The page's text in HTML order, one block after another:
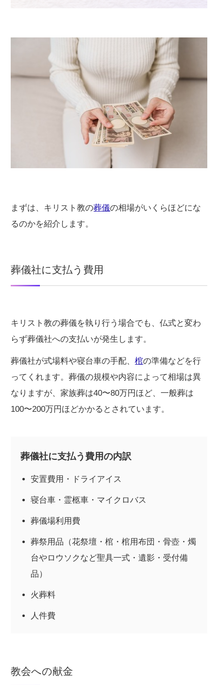
まずは、キリスト教の葬儀の相場がいくらほどにな
るのかを紹介します。
葬儀社に支払う費用
キリスト教の葬儀を執り行う場合でも、仏式と変わ
らず葬儀社への支払いが発生します。
葬儀社が式場料や寝台車の手配、棺の準備などを行
ってくれます。葬儀の規模や内容によって相場は異
なりますが、家族葬は40〜80万円ほど、一般葬は
100〜200万円ほどかかるとされています。
葬儀社に支払う費用の内訳
安置費用・ドライアイス
寝台車・霊柩車・マイクロバス
葬儀場利用費
葬祭用品（花祭壇・棺・棺用布団・骨壺・燭
台やロウソクなど聖具一式・遺影・受付備
品）
火葬料
人件費
教会への献金